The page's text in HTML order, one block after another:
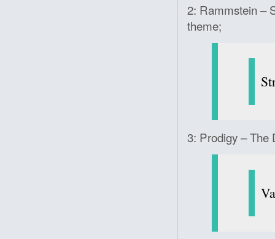
2: Rammstein –
theme;
3: Prodigy – The